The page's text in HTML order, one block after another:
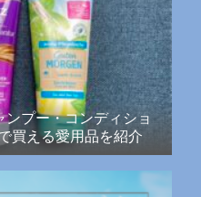
ンプー・コンディショ
買える愛用品を紹介